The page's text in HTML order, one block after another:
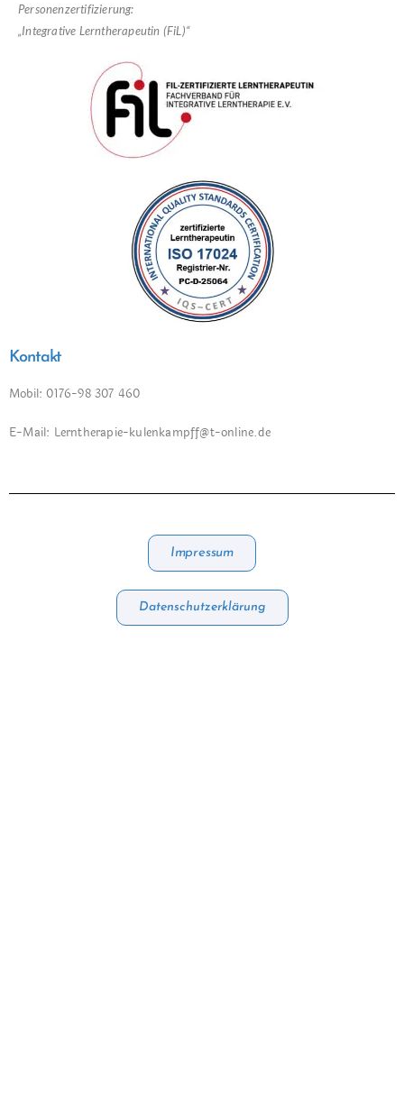
Personenzertifizierung:
„Integrative Lerntherapeutin (FiL)“
Kontakt
Mobil: 0176-98 307 460
E-Mail: Lerntherapie-kulenkampff@t-online.de
Impressum
Datenschutzerklärung